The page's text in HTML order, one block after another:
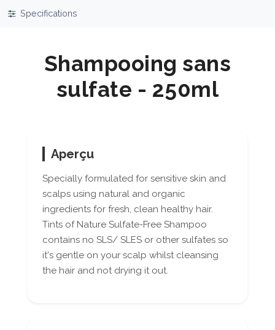
Specifications
Shampooing sans
sulfate - 250ml
Aperçu
Specially formulated for sensitive skin and
scalps using natural and organic
ingredients for fresh, clean healthy hair.
Tints of Nature Sulfate-Free Shampoo
contains no SLS/ SLES or other sulfates so
it's gentle on your scalp whilst cleansing
the hair and not drying it out.